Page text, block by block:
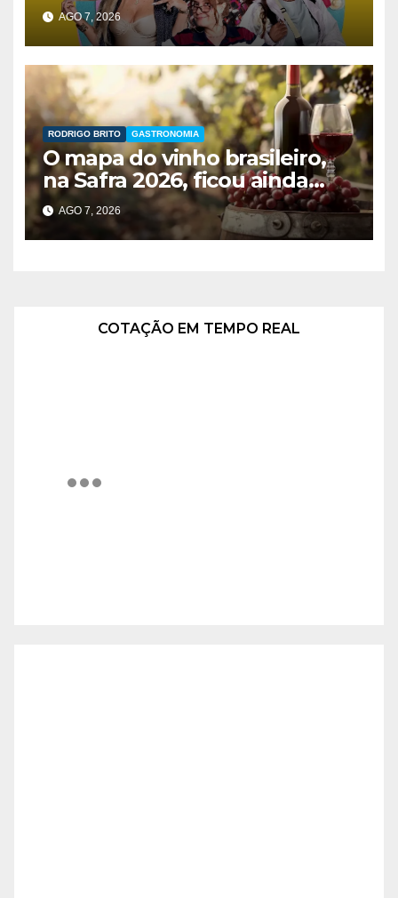
AGO 7, 2026
GASTRONOMIA
RODRIGO BRITO
O mapa do vinho brasileiro,
na Safra 2026, ficou ainda
maior
AGO 7, 2026
COTAÇÃO EM TEMPO REAL